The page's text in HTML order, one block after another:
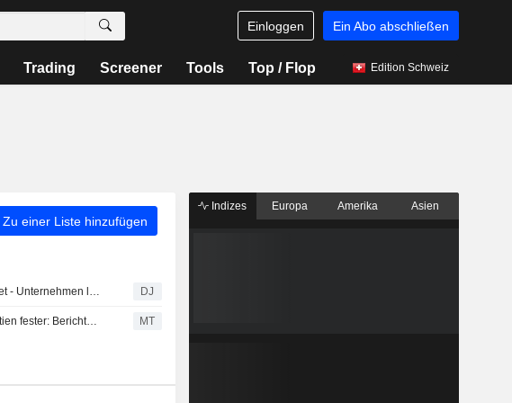
Einloggen Ein Abo abschließen
Trading Screener Tools Top / Flop Edition Schweiz
Zu einer Liste hinzufügen
Gut behauptet - Unternehmen liefern DJ
Deutsche Aktien fester: Berichtssaison läuft weiter MT
Indizes Europa Amerika Asien